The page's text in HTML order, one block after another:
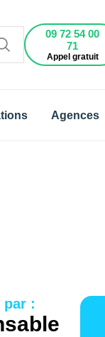
09 72 54 00
71
Appel gratuit
Agences
par :